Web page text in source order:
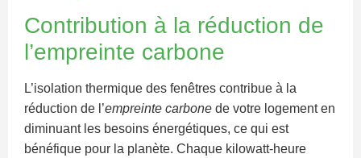
Contribution à la réduction de
l’empreinte carbone
L’isolation thermique des fenêtres contribue à la
réduction de l’empreinte carbone de votre logement en
diminuant les besoins énergétiques, ce qui est
bénéfique pour la planète. Chaque kilowatt-heure